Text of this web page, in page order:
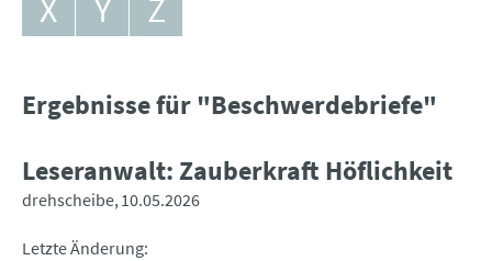
X
Y Z
Ergebnisse für "Beschwerdebriefe"
Leseranwalt: Zauberkraft Höflichkeit
drehscheibe 10.05.2026
Letzte Änderung